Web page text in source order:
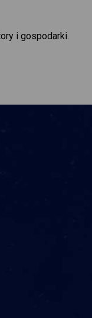
i gospodarki.